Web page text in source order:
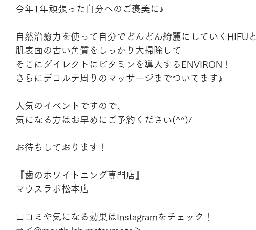
今年1年頑張った自分へのご褒美に♪
自然治癒力を使って自分でどんどん綺麗にしていくHIFUと
肌表面の古い角質をしっかり大掃除して
そこにダイレクトにビタミンを導入するENVIRON！
さらにデコルテ周りのマッサージまでついてます♪
人気のイベントですので、
気になる方はお早めにご予約ください(^^)/
お待ちしております！
『歯のホワイトニング専門店』
マウスラボ松本店
口コミや気になる効果はInstagramをチェック！